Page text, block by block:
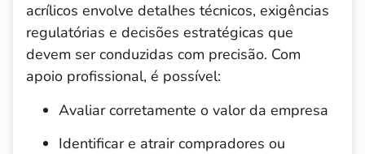
acrílicos envolve detalhes técnicos, exigências
regulatórias e decisões estratégicas que
devem ser conduzidas com precisão. Com
apoio profissional, é possível:
Avaliar corretamente o valor da empresa
Identificar e atrair compradores ou